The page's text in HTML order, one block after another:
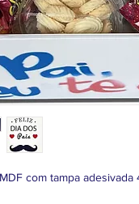
com tampa